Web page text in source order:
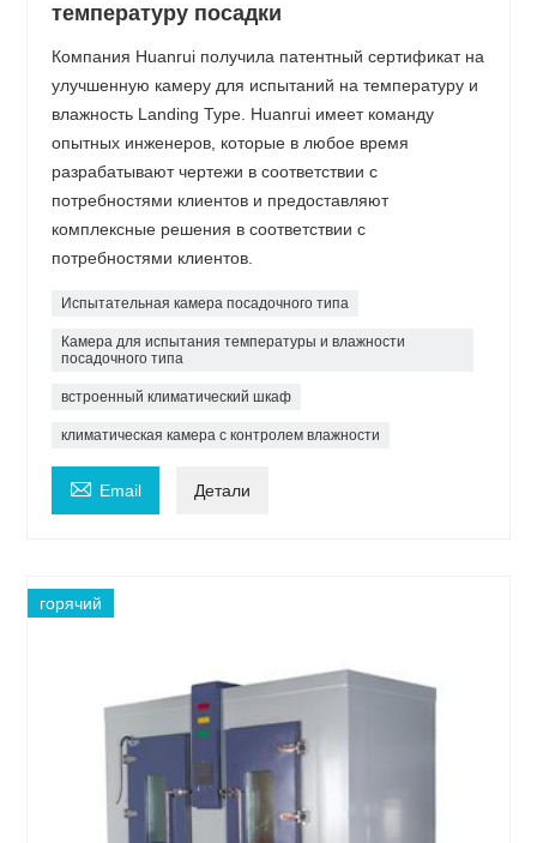
температуру посадки
Компания Huanrui получила патентный сертификат на
улучшенную камеру для испытаний на температуру и
влажность Landing Type. Huanrui имеет команду
опытных инженеров, которые в любое время
разрабатывают чертежи в соответствии с
потребностями клиентов и предоставляют
комплексные решения в соответствии с
потребностями клиентов.
Испытательная камера посадочного типа
Камера для испытания температуры и влажности
посадочного типа
встроенный климатический шкаф
климатическая камера с контролем влажности
 Email Детали
горячий